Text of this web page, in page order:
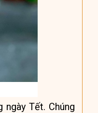
Tết. Chúng